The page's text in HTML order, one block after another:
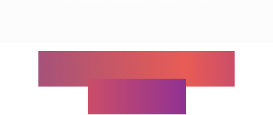
Lorenzo